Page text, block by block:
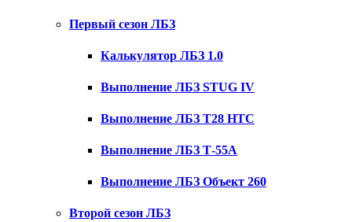
Первый сезон ЛБЗ
Калькулятор ЛБЗ 1.0
Выполнение ЛБЗ STUG IV
Выполнение ЛБЗ T28 HTC
Выполнение ЛБЗ Т-55А
Выполнение ЛБЗ Объект 260
Второй сезон ЛБЗ